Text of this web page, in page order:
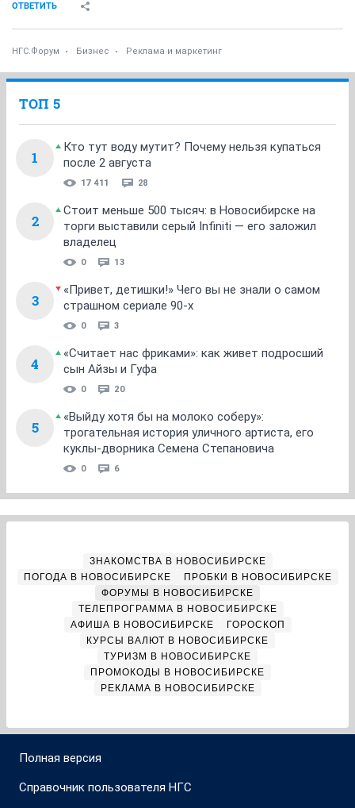
ОТВЕТИТЬ
НГС.Форум Бизнес Реклама и маркетинг
ТОП 5
1
Кто тут воду мутит? Почему нельзя купаться
после 2 августа
17 411 28
2
Стоит меньше 500 тысяч: в Новосибирске на
торги выставили серый Infiniti — его заложил
владелец
0 13
3
«Привет, детишки!» Чего вы не знали о самом
страшном сериале 90-х
0 3
4
«Считает нас фриками»: как живет подросший
сын Айзы и Гуфа
0 20
5
«Выйду хотя бы на молоко соберу»:
трогательная история уличного артиста, его
куклы-дворника Семена Степановича
0 6
ЗНАКОМСТВА В НОВОСИБИРСКЕ
ПОГОДА В НОВОСИБИРСКЕ
ПРОБКИ В НОВОСИБИРСКЕ
ФОРУМЫ В НОВОСИБИРСКЕ
ТЕЛЕПРОГРАММА В НОВОСИБИРСКЕ
АФИША В НОВОСИБИРСКЕ
ГОРОСКОП
КУРСЫ ВАЛЮТ В НОВОСИБИРСКЕ
ТУРИЗМ В НОВОСИБИРСКЕ
ПРОМОКОДЫ В НОВОСИБИРСКЕ
РЕКЛАМА В НОВОСИБИРСКЕ
Полная версия
Справочник пользователя НГС